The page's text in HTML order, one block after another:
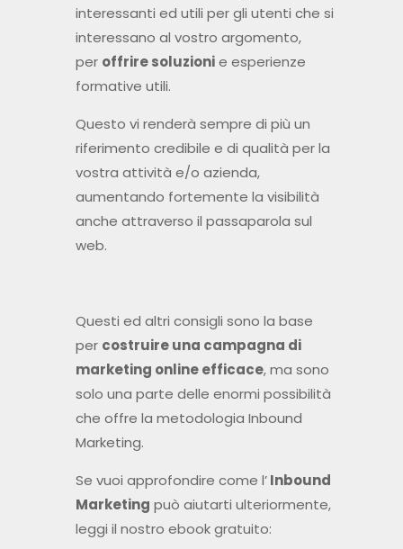
interessanti ed utili per gli utenti che si
interessano al vostro argomento,
per offrire soluzionie esperienze
formative utili.
Questo vi renderà sempre di più un
riferimento credibile e di qualità per la
vostra attività e/o azienda,
aumentando fortemente la visibilità
anche attraverso il passaparola sul
web.
Questi ed altri consigli sono la base
per costruire una campagna di
marketing online efficace, ma sono
solo una parte delle enormi possibilità
che offre la metodologia Inbound
Marketing.
Se vuoi approfondire come l’Inbound
Marketing può aiutarti ulteriormente,
leggi il nostro ebook gratuito: